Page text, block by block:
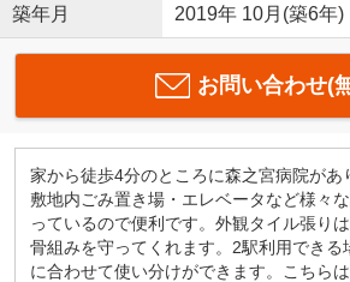
築年月 2019年 10月(築6年)
お問い合わせ(
家から徒歩4分のところに森之宮病院があ
敷地内ごみ置き場・エレベータなど様々
っているので便利です。外観タイル張り
骨組みを守ってくれます。2駅利用できる
に合わせて使い分けができます。こちら